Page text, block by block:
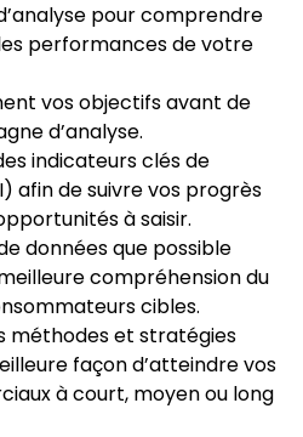
pour comprendre
performances de votre
vos objectifs avant de
d’analyse.
indicateurs clés de
afin de suivre vos progrès
à saisir.
données que possible
compréhension du
cibles.
méthodes et stratégies
façon d’atteindre vos
à court, moyen ou long